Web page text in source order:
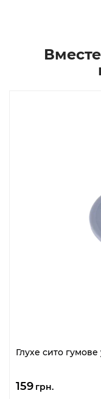
Глухе сито
159 грн.